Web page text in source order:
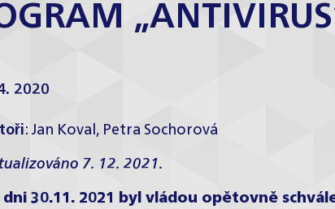
2020
: Jan Koval , Petra Sochorová
7. 12. 2021.
dni 30.11. 2021 byl vládou opětovně